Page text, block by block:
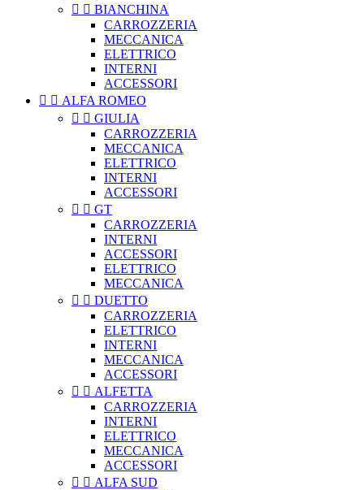
  BIANCHINA
CARROZZERIA
MECCANICA
ELETTRICO
INTERNI
ACCESSORI
  ALFA ROMEO
  GIULIA
CARROZZERIA
MECCANICA
ELETTRICO
INTERNI
ACCESSORI
  GT
CARROZZERIA
INTERNI
ACCESSORI
ELETTRICO
MECCANICA
  DUETTO
CARROZZERIA
ELETTRICO
INTERNI
MECCANICA
ACCESSORI
  ALFETTA
CARROZZERIA
INTERNI
ELETTRICO
MECCANICA
ACCESSORI
  ALFA SUD